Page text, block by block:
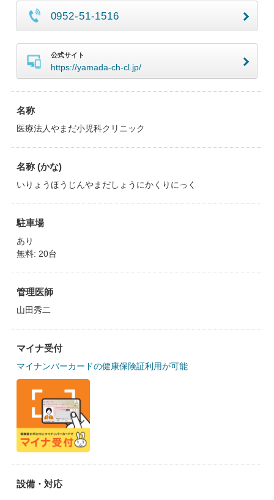
0952-51-1516
公式サイト
https://yamada-ch-cl.jp/
名称
医療法人やまだ小児科クリニック
名称 (かな)
いりょうほうじんやまだしょうにかくりにっく
駐車場
あり
無料: 20台
管理医師
山田秀二
マイナ受付
マイナンバーカードの健康保険証利用が可能
設備・対応